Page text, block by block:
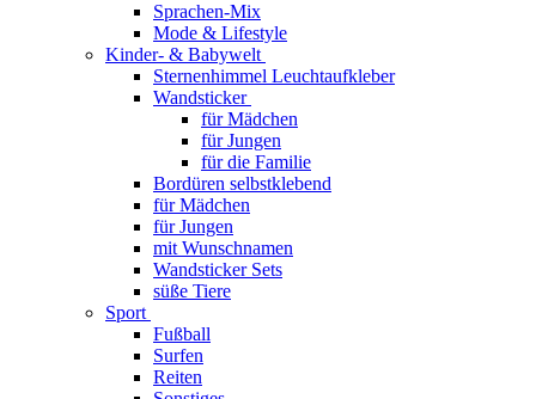
Sprachen-Mix
Mode & Lifestyle
Kinder- & Babywelt
Sternenhimmel Leuchtaufkleber
Wandsticker
für Mädchen
für Jungen
für die Familie
Bordüren selbstklebend
für Mädchen
für Jungen
mit Wunschnamen
Wandsticker Sets
süße Tiere
Sport
Fußball
Surfen
Reiten